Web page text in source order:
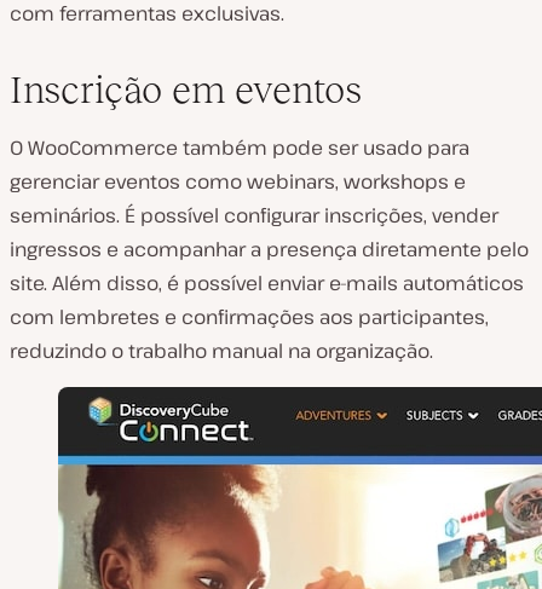
com ferramentas exclusivas.
Inscrição em eventos
O WooCommerce também pode ser usado para
gerenciar eventos como webinars, workshops e
seminários. É possível configurar inscrições, vender
ingressos e acompanhar a presença diretamente pelo
site. Além disso, é possível enviar e-mails automáticos
com lembretes e confirmações aos participantes,
reduzindo o trabalho manual na organização.